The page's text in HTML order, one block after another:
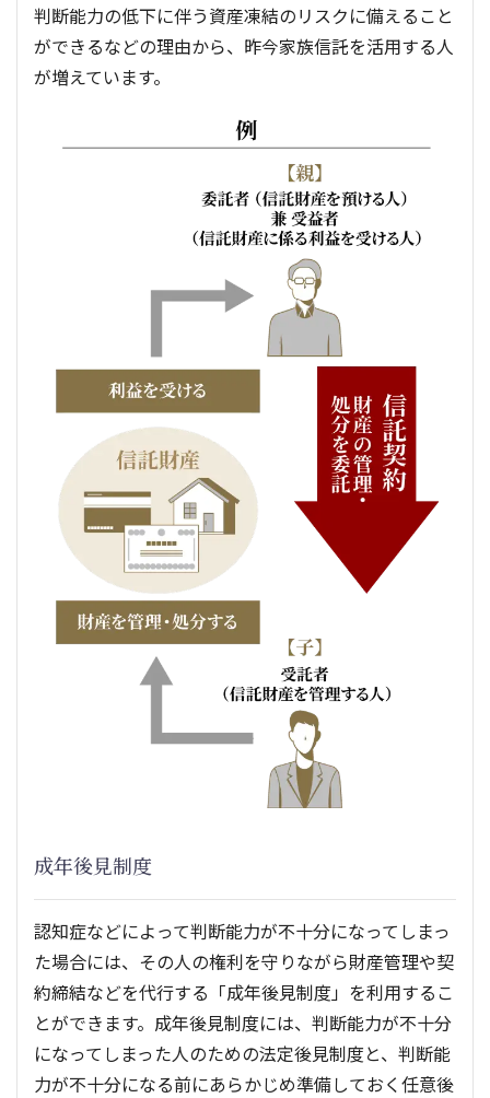
判断能力の低下に伴う資産凍結のリスクに備えること
ができるなどの理由から、昨今家族信託を活用する人
が増えています。
成年後見制度
認知症などによって判断能力が不十分になってしまっ
た場合には、その人の権利を守りながら財産管理や契
約締結などを代行する「成年後見制度」を利用するこ
とができます。成年後見制度には、判断能力が不十分
になってしまった人のための法定後見制度と、判断能
力が不十分になる前にあらかじめ準備しておく任意後